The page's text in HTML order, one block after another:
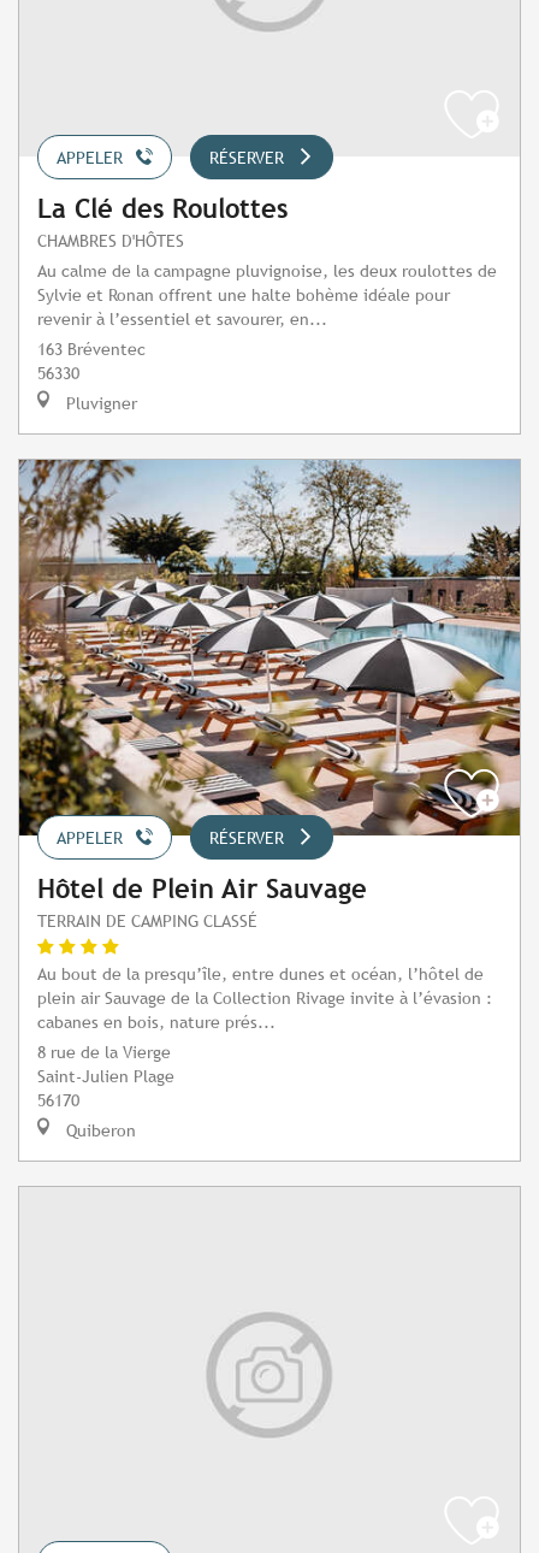
APPELER RÉSERVER
La Clé des Roulottes
CHAMBRES D'HÔTES
Au calme de la campagne pluvignoise, les deux roulottes de
Sylvie et Ronan offrent une halte bohème idéale pour
revenir à l’essentiel et savourer, en...
163 Bréventec
56330
Pluvigner
APPELER RÉSERVER
Hôtel de Plein Air Sauvage
TERRAIN DE CAMPING CLASSÉ
Au bout de la presqu’île, entre dunes et océan, l’hôtel de
plein air Sauvage de la Collection Rivage invite à l’évasion :
cabanes en bois, nature prés...
8 rue de la Vierge
Saint-Julien Plage
56170
Quiberon